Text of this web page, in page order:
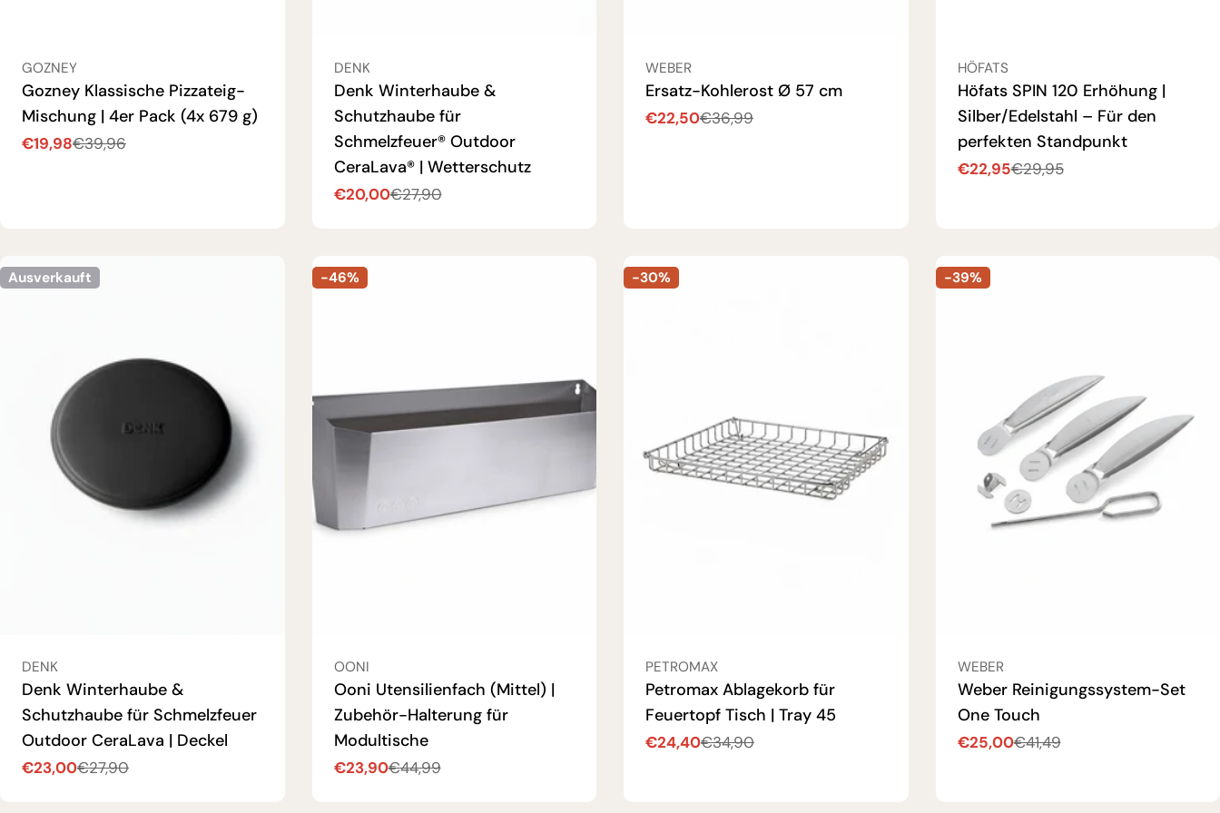
VERKÄUFER:
GOZNEY
Gozney Klassische Pizzateig-
Mischung | 4er Pack (4x 679 g)
Verkaufspreis
€19,98
Regulärer€39,96
VERKÄUFER:
DENK
Denk Winterhaube &
Schutzhaube für
Schmelzfeuer® Outdoor
CeraLava® | Wetterschutz
Verkaufspreis
€20,00
Regulärer€27,90
VERKÄUFER:
WEBER
Ersatz-Kohlerost Ø 57 cm
Verkaufspreis
€22,50
Regulärer€36,99
VERKÄUFER:
HÖFATS
Höfats SPIN 120 Erhöhung |
Silber/Edelstahl – Für den
perfekten Standpunkt
Verkaufspreis
€22,95
Regulärer€29,95
Ausverkauft
VERKÄUFER:
DENK
Denk Winterhaube &
Schutzhaube für Schmelzfeuer
Outdoor CeraLava | Deckel
Verkaufspreis
€23,00
Regulärer€27,90
-46%
VERKÄUFER:
OONI
Ooni Utensilienfach (Mittel) |
Zubehör-Halterung für
Modultische
Verkaufspreis
€23,90
Regulärer€44,99
-30%
VERKÄUFER:
PETROMAX
Petromax Ablagekorb für
Feuertopf Tisch | Tray 45
Verkaufspreis
€24,40
Regulärer€34,90
-39%
VERKÄUFER:
WEBER
Weber Reinigungssystem-Set
One Touch
Verkaufspreis
€25,00
Regulärer€41,49